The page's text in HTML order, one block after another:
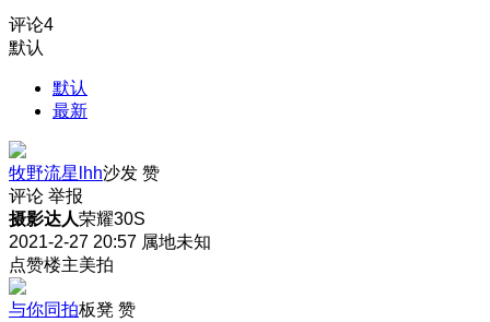
评论4
默认
默认
最新
牧野流星lhh沙发 赞
评论 举报
摄影达人荣耀30S
2021-2-27 20:57 属地未知
点赞楼主美拍
与你同拍板凳 赞